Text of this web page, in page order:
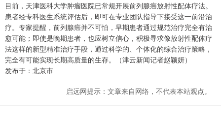
目前，天津医科大学肿瘤医院已常规开展前列腺癌放射性配体疗法。
患者经专科医生系统评估后，即可在专业团队指导下接受这一前沿治
疗。专家提醒，前列腺癌并不可怕，早期患者通过规范治疗完全有治
愈可能；即使是晚期患者，也应树立信心，积极寻求像放射性配体疗
法这样的新型精准治疗手段，通过科学的、个体化的综合治疗策略，
完全有可能实现长期高质量的生存。（津云新闻记者赵颖妍）
发布于：北京市
启远网提示：文章来自网络，不代表本站观点。